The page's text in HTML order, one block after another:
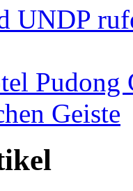
UNDP
Geiste